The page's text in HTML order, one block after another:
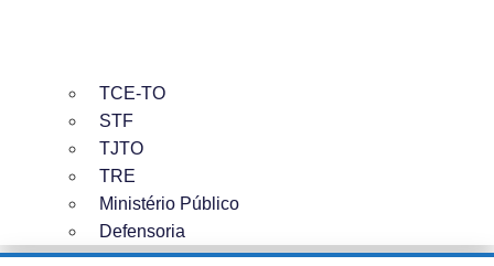
TCE-TO
STF
TJTO
TRE
Ministério Público
Defensoria